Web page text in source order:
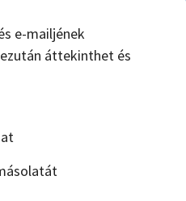
e-mailjének
áttekinthet és